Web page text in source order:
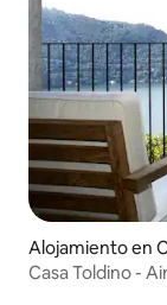
Alojamiento en
Casa Toldino -